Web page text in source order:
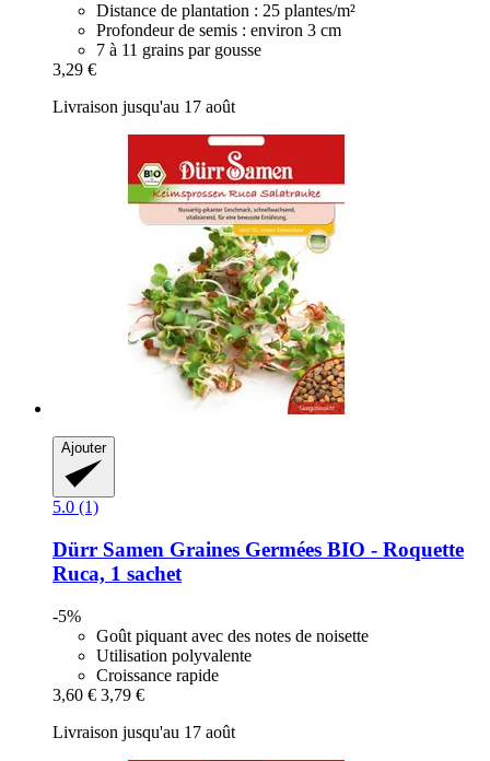
Distance de plantation : 25 plantes/m²
Profondeur de semis : environ 3 cm
7 à 11 grains par gousse
3,29 €
Livraison jusqu'au 17 août
Ajouter
5.0 (1)
Dürr Samen Graines Germées BIO -​ Roquette
Ruca, 1 sachet
-5%
Goût piquant avec des notes de noisette
Utilisation polyvalente
Croissance rapide
3,60 € 3,79 €
Livraison jusqu'au 17 août